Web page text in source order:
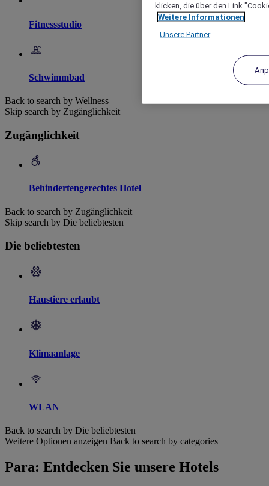
Fitnessstudio
Schwimmbad
Back to search by Wellness
Skip search by Zugänglichkeit
Zugänglichkeit
Behindertengerechtes Hotel
Back to search by Zugänglichkeit
Skip search by Die beliebtesten
Die beliebtesten
Haustiere erlaubt
Klimaanlage
WLAN
Back to search by Die beliebtesten
Weitere Optionen anzeigen Back to search by categories
Para: Entdecken Sie unsere Hotels
klicken, die über den Link
Weitere Informationen
Unsere Partner